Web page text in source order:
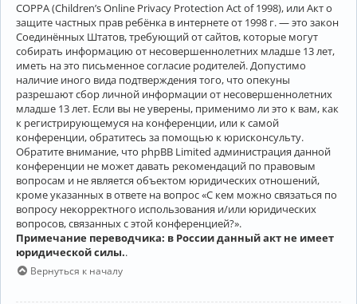
COPPA (Children’s Online Privacy Protection Act of 1998), или Акт о
защите частных прав ребёнка в интернете от 1998 г. — это закон
Соединённых Штатов, требующий от сайтов, которые могут
собирать информацию от несовершеннолетних младше 13 лет,
иметь на это письменное согласие родителей. Допустимо
наличие иного вида подтверждения того, что опекуны
разрешают сбор личной информации от несовершеннолетних
младше 13 лет. Если вы не уверены, применимо ли это к вам, как
к регистрирующемуся на конференции, или к самой
конференции, обратитесь за помощью к юрисконсульту.
Обратите внимание, что phpBB Limited администрация данной
конференции не может давать рекомендаций по правовым
вопросам и не является объектом юридических отношений,
кроме указанных в ответе на вопрос «С кем можно связаться по
вопросу некорректного использования и/или юридических
вопросов, связанных с этой конференцией?».
Примечание переводчика: в России данный акт не имеет
юридической силы..
Вернуться к началу